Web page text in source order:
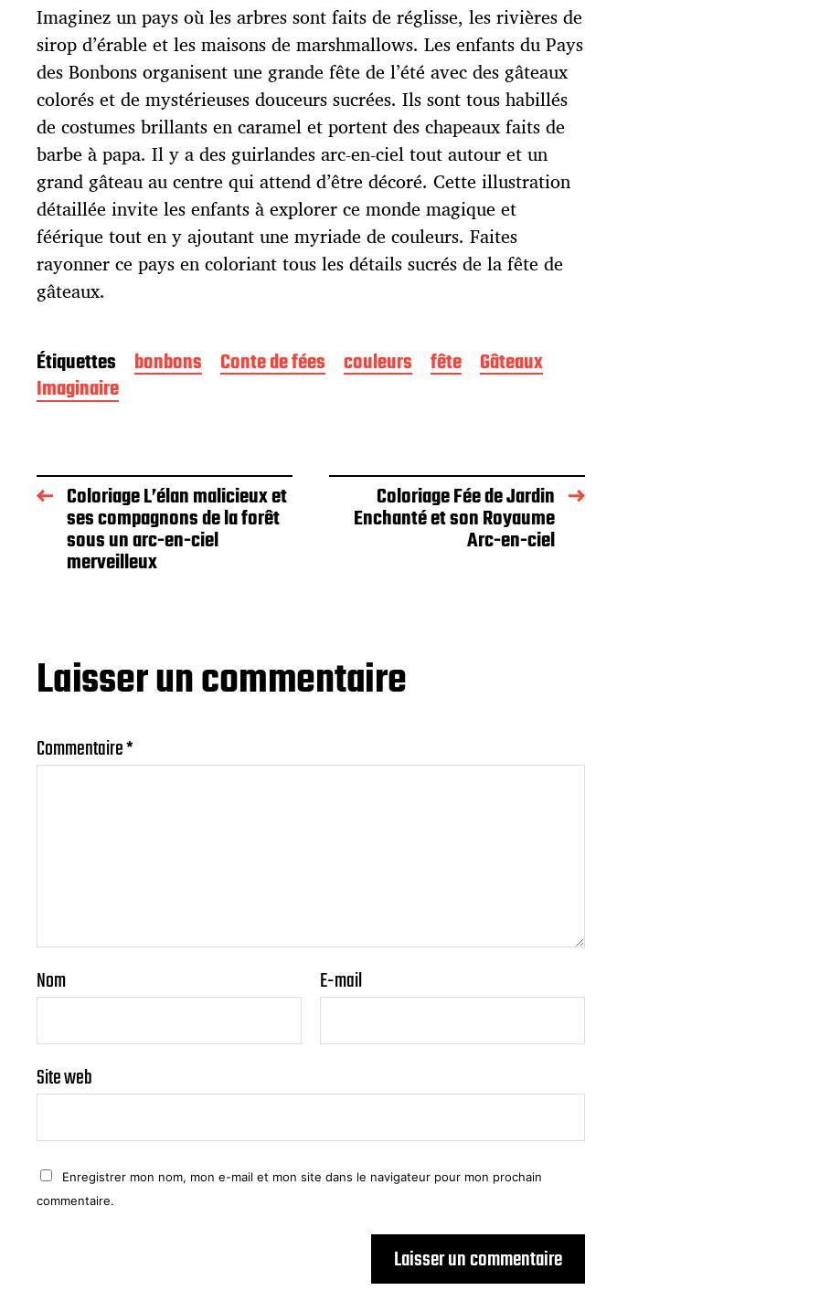
e
p
u
b
l
i
c
a
t
i
o
n
Imaginez un pays où les arbres sont faits de réglisse, les rivières de
sirop d’érable et les maisons de marshmallows. Les enfants du Pays
des Bonbons organisent une grande fête de l’été avec des gâteaux
colorés et de mystérieuses douceurs sucrées. Ils sont tous habillés
de costumes brillants en caramel et portent des chapeaux faits de
barbe à papa. Il y a des guirlandes arc-en-ciel tout autour et un
grand gâteau au centre qui attend d’être décoré. Cette illustration
détaillée invite les enfants à explorer ce monde magique et
féérique tout en y ajoutant une myriade de couleurs. Faites
rayonner ce pays en coloriant tous les détails sucrés de la fête de
gâteaux.
Étiquettes bonbons Conte de fées couleurs fête
Gâteaux
Imaginaire
Coloriage L’élan malicieux et
ses compagnons de la forêt
sous un arc-en-ciel
merveilleux
Coloriage Fée de Jardin
Enchanté et son Royaume
Arc-en-ciel
Laisser un commentaire
Commentaire*
Nom E-mail
Site web
Enregistrer mon nom, mon e-mail et mon site dans le navigateur pour mon prochain
commentaire.